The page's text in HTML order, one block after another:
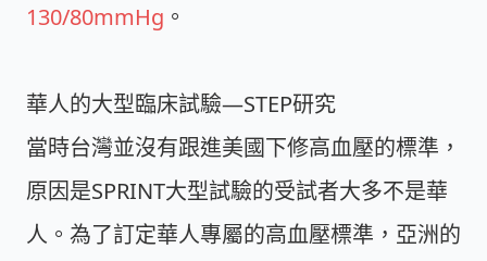
130/80mmHg 。
華人的大型臨床試驗—STEP研究
當時台灣並沒有跟進美國下修高血壓的標準，
原因是SPRINT大型試驗的受試者大多不是華
人。為了訂定華人專屬的高血壓標準，亞洲的